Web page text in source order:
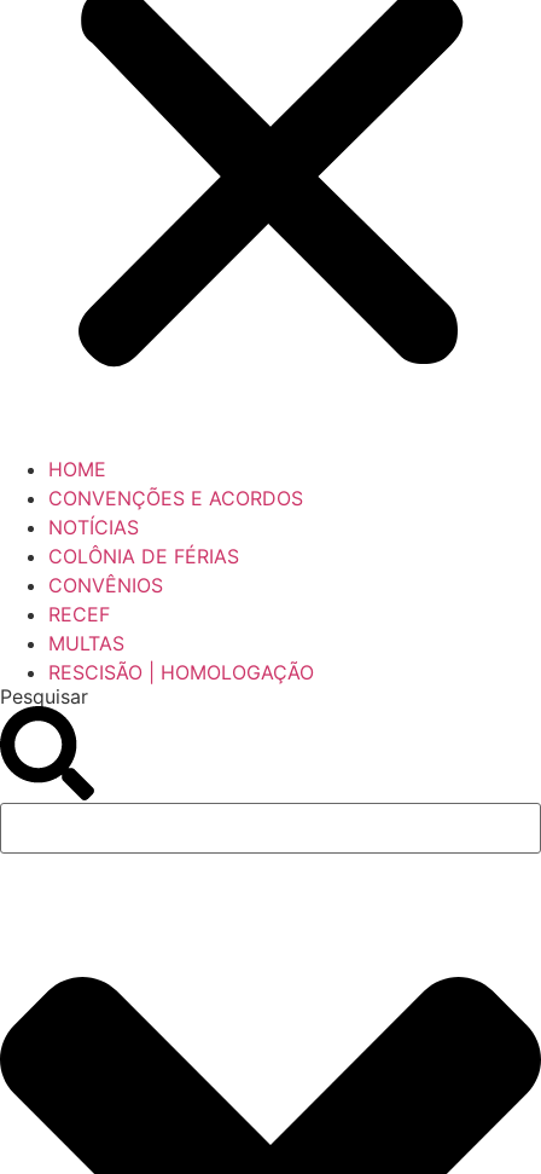
HOME
CONVENÇÕES E ACORDOS
NOTÍCIAS
COLÔNIA DE FÉRIAS
CONVÊNIOS
RECEF
MULTAS
RESCISÃO | HOMOLOGAÇÃO
Pesquisar